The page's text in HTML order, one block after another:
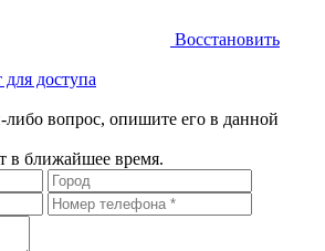
Восстановить
для доступа
либо вопрос, опишите его в данной
в ближайшее время.